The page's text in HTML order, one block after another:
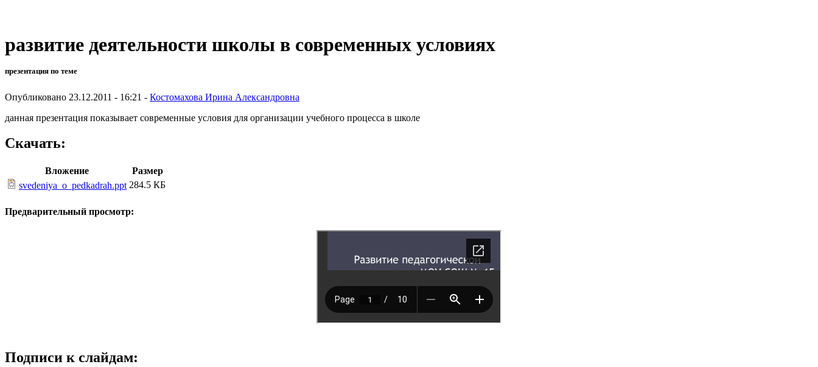
развитие деятельности школы в современных условиях
презентация по теме
Опубликовано 23.12.2011 - 16:21 - Костомахова Ирина Александровна
данная презентация показывает современные условия для организации учебного процесса в школе
Скачать:
Вложение
Размер
svedeniya_o_pedkadrah.ppt 284.5 КБ
Предварительный просмотр:
Подписи к слайдам: